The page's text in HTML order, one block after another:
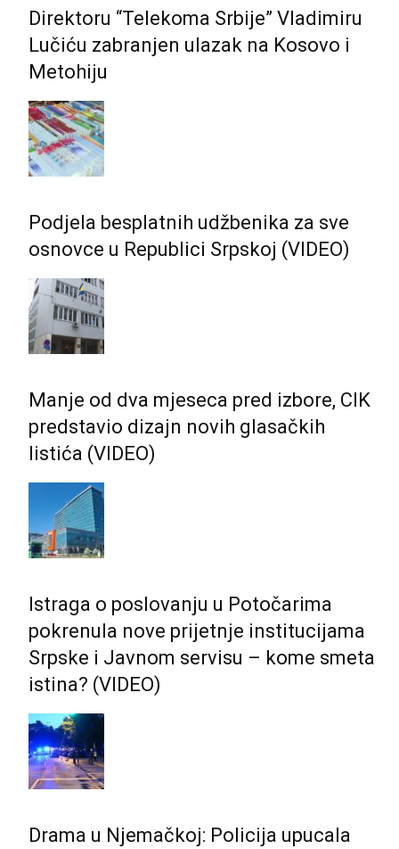
Direktoru “Telekoma Srbije” Vladimiru
Lučiću zabranjen ulazak na Kosovo i
Metohiju
Podjela besplatnih udžbenika za sve
osnovce u Republici Srpskoj (VIDEO)
Manje od dva mjeseca pred izbore, CIK
predstavio dizajn novih glasačkih
listića (VIDEO)
Istraga o poslovanju u Potočarima
pokrenula nove prijetnje institucijama
Srpske i Јavnom servisu – kome smeta
istina? (VIDEO)
Drama u Njemačkoj: Policija upucala